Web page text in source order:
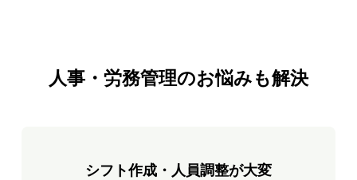
人事・労務管理のお悩みも解決
シフト作成・人員調整が大変